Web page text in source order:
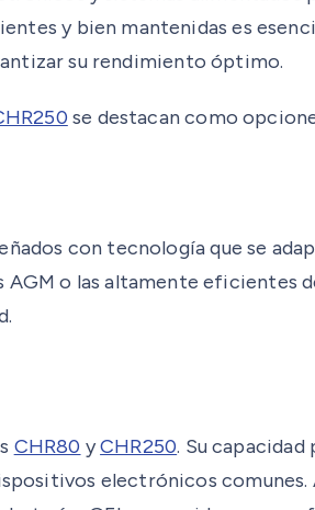
y bien mantenidas es
su rendimiento óptimo.
se destacan como
con tecnología que se
AGM o las altamente
CHR80 yCHR250. Su
electrónicos